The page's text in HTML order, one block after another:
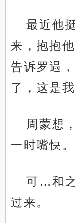
最近他
来，抱抱
告诉罗遇
了，这是
周蒙想
一时嘴快。
可…和
过来。